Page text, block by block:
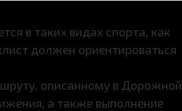
в таких видах спорта, как
должен ориентироваться
описанному в Дорожной
а также выполнение